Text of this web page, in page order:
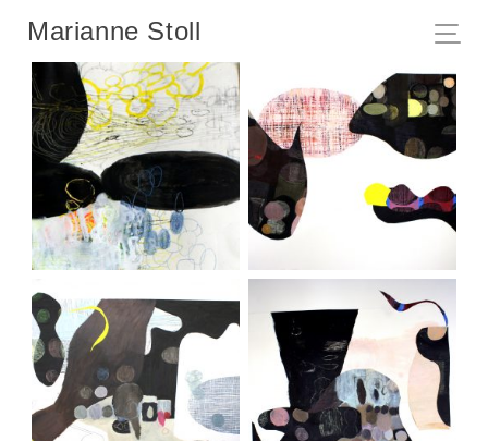
Marianne Stoll
Behausungen, Serie
Gemächer I, 2018
Behausungen, Serie
Gemächer II, 2018
Behausungen, Serie
Gemächer III, 2018
Behausungen, Serie
Gemächer IV, 2018